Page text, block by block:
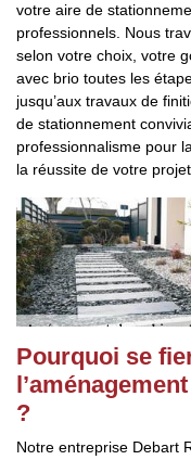
votre aire de
professionnels. Nous
selon votre choix, votre
avec brio toutes les
jusqu’aux travaux de
de stationnement
professionnalisme pour
la réussite de votre projet.
Pourquoi se
?
Notre entreprise Debart